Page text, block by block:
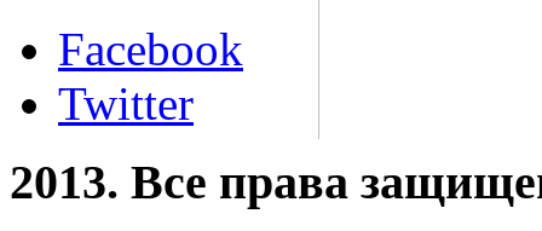
Facebook
Twitter
2013. Все права